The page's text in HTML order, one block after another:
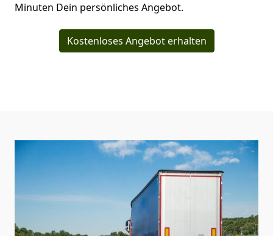
Minuten Dein persönliches Angebot.
Kostenloses Angebot erhalten